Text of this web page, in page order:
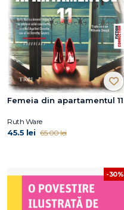
Femeia din apartamentul 11
Ruth Ware
45.5 lei 65.00 lei
-30%